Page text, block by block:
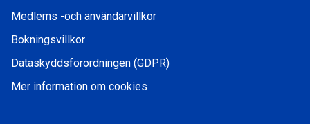
Medlems -och användarvillkor
Bokningsvillkor
Dataskyddsförordningen (GDPR)
Mer information om cookies